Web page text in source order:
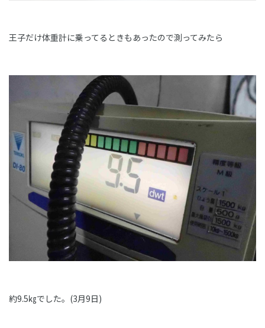
王子だけ体重計に乗ってるときもあったので測ってみたら
約9.5㎏でした。(3月9日)